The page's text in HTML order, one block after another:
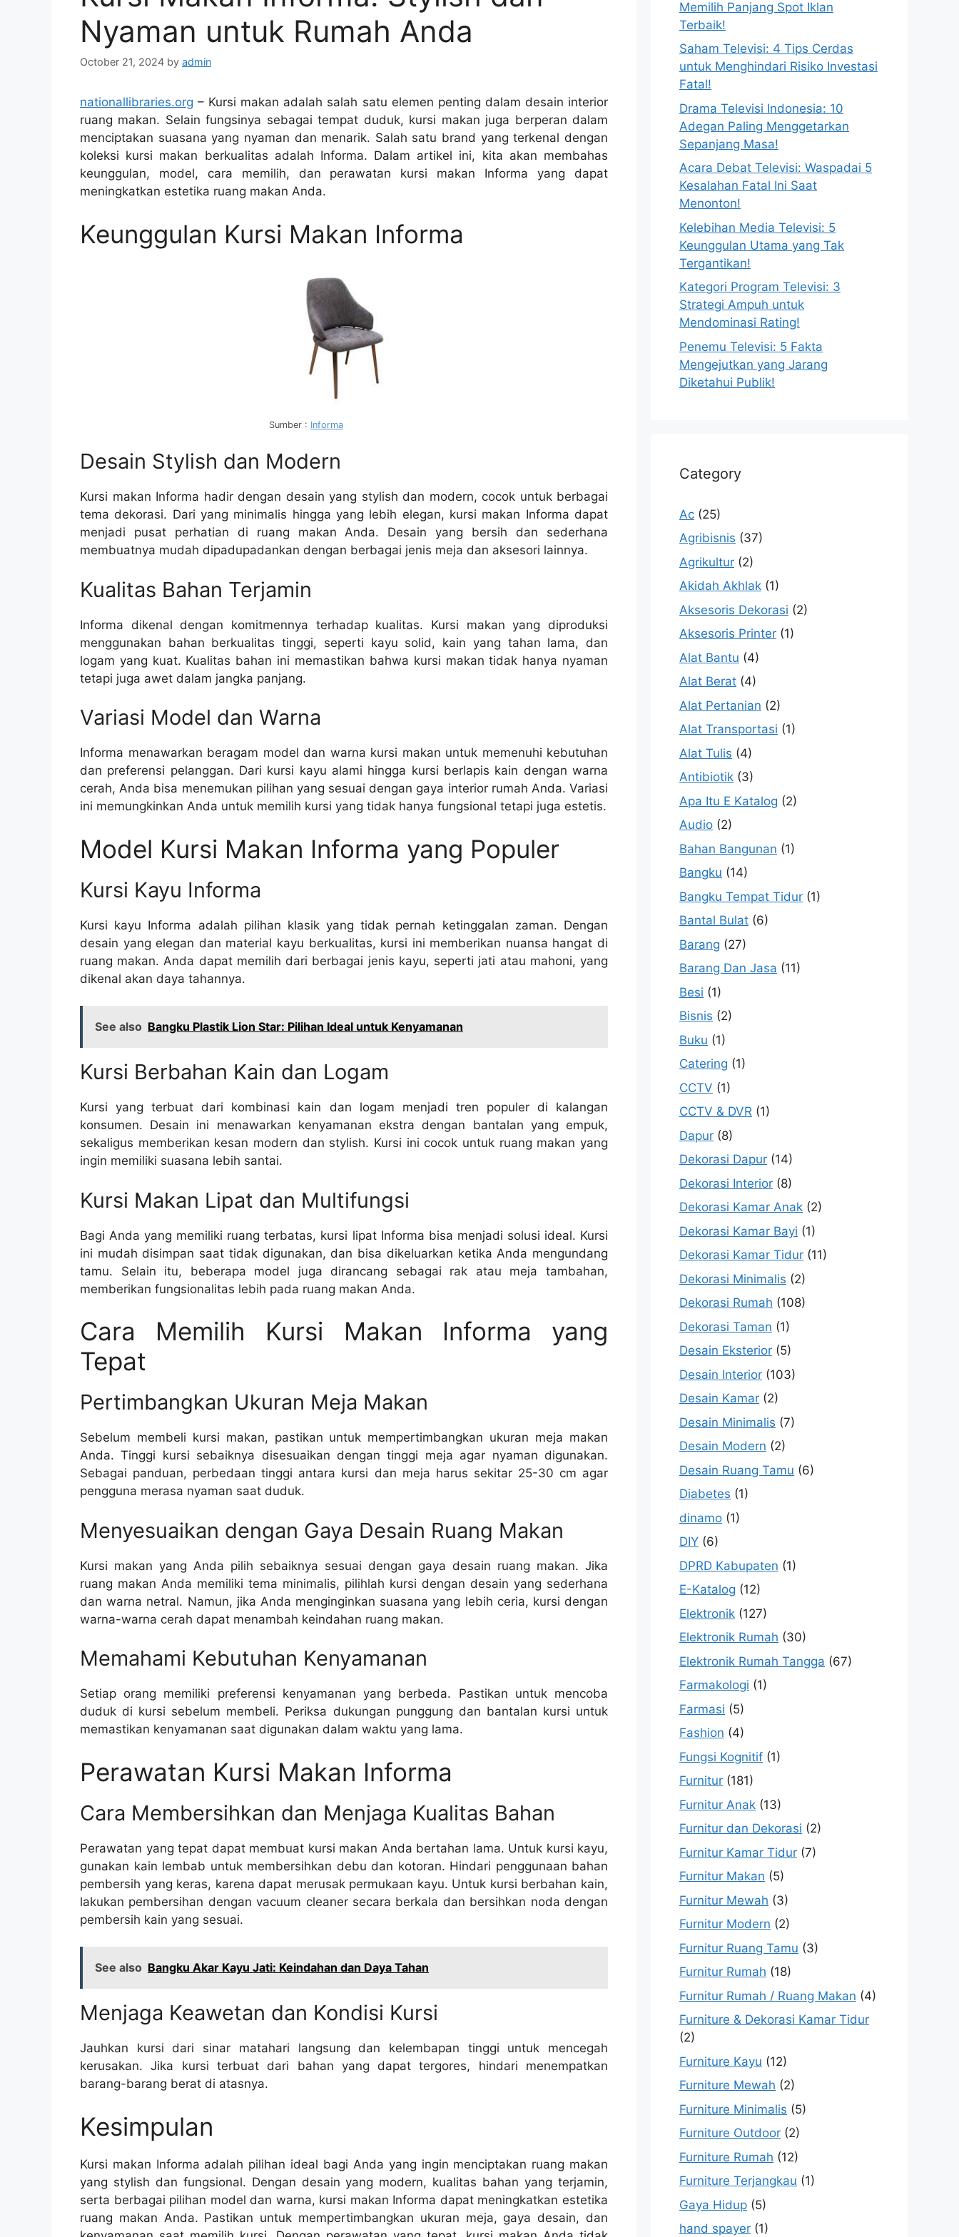
Nyaman untuk Rumah Anda
October 21, 2024 by admin
nationallibraries.org – Kursi makan adalah salah satu elemen penting dalam desain interior
ruang makan. Selain fungsinya sebagai tempat duduk, kursi makan juga berperan dalam
menciptakan suasana yang nyaman dan menarik. Salah satu brand yang terkenal dengan
koleksi kursi makan berkualitas adalah Informa. Dalam artikel ini, kita akan membahas
keunggulan, model, cara memilih, dan perawatan kursi makan Informa yang dapat
meningkatkan estetika ruang makan Anda.
Keunggulan Kursi Makan Informa
Sumber : Informa
Desain Stylish dan Modern
Kursi makan Informa hadir dengan desain yang stylish dan modern, cocok untuk berbagai
tema dekorasi. Dari yang minimalis hingga yang lebih elegan, kursi makan Informa dapat
menjadi pusat perhatian di ruang makan Anda. Desain yang bersih dan sederhana
membuatnya mudah dipadupadankan dengan berbagai jenis meja dan aksesori lainnya.
Kualitas Bahan Terjamin
Informa dikenal dengan komitmennya terhadap kualitas. Kursi makan yang diproduksi
menggunakan bahan berkualitas tinggi, seperti kayu solid, kain yang tahan lama, dan
logam yang kuat. Kualitas bahan ini memastikan bahwa kursi makan tidak hanya nyaman
tetapi juga awet dalam jangka panjang.
Variasi Model dan Warna
Informa menawarkan beragam model dan warna kursi makan untuk memenuhi kebutuhan
dan preferensi pelanggan. Dari kursi kayu alami hingga kursi berlapis kain dengan warna
cerah, Anda bisa menemukan pilihan yang sesuai dengan gaya interior rumah Anda. Variasi
ini memungkinkan Anda untuk memilih kursi yang tidak hanya fungsional tetapi juga estetis.
Model Kursi Makan Informa yang Populer
Kursi Kayu Informa
Kursi kayu Informa adalah pilihan klasik yang tidak pernah ketinggalan zaman. Dengan
desain yang elegan dan material kayu berkualitas, kursi ini memberikan nuansa hangat di
ruang makan. Anda dapat memilih dari berbagai jenis kayu, seperti jati atau mahoni, yang
dikenal akan daya tahannya.
See also Bangku Plastik Lion Star: Pilihan Ideal untuk Kenyamanan
Kursi Berbahan Kain dan Logam
Kursi yang terbuat dari kombinasi kain dan logam menjadi tren populer di kalangan
konsumen. Desain ini menawarkan kenyamanan ekstra dengan bantalan yang empuk,
sekaligus memberikan kesan modern dan stylish. Kursi ini cocok untuk ruang makan yang
ingin memiliki suasana lebih santai.
Kursi Makan Lipat dan Multifungsi
Bagi Anda yang memiliki ruang terbatas, kursi lipat Informa bisa menjadi solusi ideal. Kursi
ini mudah disimpan saat tidak digunakan, dan bisa dikeluarkan ketika Anda mengundang
tamu. Selain itu, beberapa model juga dirancang sebagai rak atau meja tambahan,
memberikan fungsionalitas lebih pada ruang makan Anda.
Cara Memilih Kursi Makan Informa yang
Tepat
Pertimbangkan Ukuran Meja Makan
Sebelum membeli kursi makan, pastikan untuk mempertimbangkan ukuran meja makan
Anda. Tinggi kursi sebaiknya disesuaikan dengan tinggi meja agar nyaman digunakan.
Sebagai panduan, perbedaan tinggi antara kursi dan meja harus sekitar 25-30 cm agar
pengguna merasa nyaman saat duduk.
Menyesuaikan dengan Gaya Desain Ruang Makan
Kursi makan yang Anda pilih sebaiknya sesuai dengan gaya desain ruang makan. Jika
ruang makan Anda memiliki tema minimalis, pilihlah kursi dengan desain yang sederhana
dan warna netral. Namun, jika Anda menginginkan suasana yang lebih ceria, kursi dengan
warna-warna cerah dapat menambah keindahan ruang makan.
Memahami Kebutuhan Kenyamanan
Setiap orang memiliki preferensi kenyamanan yang berbeda. Pastikan untuk mencoba
duduk di kursi sebelum membeli. Periksa dukungan punggung dan bantalan kursi untuk
memastikan kenyamanan saat digunakan dalam waktu yang lama.
Perawatan Kursi Makan Informa
Cara Membersihkan dan Menjaga Kualitas Bahan
Perawatan yang tepat dapat membuat kursi makan Anda bertahan lama. Untuk kursi kayu,
gunakan kain lembab untuk membersihkan debu dan kotoran. Hindari penggunaan bahan
pembersih yang keras, karena dapat merusak permukaan kayu. Untuk kursi berbahan kain,
lakukan pembersihan dengan vacuum cleaner secara berkala dan bersihkan noda dengan
pembersih kain yang sesuai.
See also Bangku Akar Kayu Jati: Keindahan dan Daya Tahan
Menjaga Keawetan dan Kondisi Kursi
Jauhkan kursi dari sinar matahari langsung dan kelembapan tinggi untuk mencegah
kerusakan. Jika kursi terbuat dari bahan yang dapat tergores, hindari menempatkan
barang-barang berat di atasnya.
Kesimpulan
Kursi makan Informa adalah pilihan ideal bagi Anda yang ingin menciptakan ruang makan
yang stylish dan fungsional. Dengan desain yang modern, kualitas bahan yang terjamin,
serta berbagai pilihan model dan warna, kursi makan Informa dapat meningkatkan estetika
ruang makan Anda. Pastikan untuk mempertimbangkan ukuran meja, gaya desain, dan
Memilih Panjang Spot Iklan
Terbaik!
Saham Televisi: 4 Tips Cerdas
untuk Menghindari Risiko Investasi
Fatal!
Drama Televisi Indonesia: 10
Adegan Paling Menggetarkan
Sepanjang Masa!
Acara Debat Televisi: Waspadai 5
Kesalahan Fatal Ini Saat
Menonton!
Kelebihan Media Televisi: 5
Keunggulan Utama yang Tak
Tergantikan!
Kategori Program Televisi: 3
Strategi Ampuh untuk
Mendominasi Rating!
Penemu Televisi: 5 Fakta
Mengejutkan yang Jarang
Diketahui Publik!
Category
Ac (25)
Agribisnis (37)
Agrikultur (2)
Akidah Akhlak (1)
Aksesoris Dekorasi (2)
Aksesoris Printer (1)
Alat Bantu (4)
Alat Berat (4)
Alat Pertanian (2)
Alat Transportasi (1)
Alat Tulis (4)
Antibiotik (3)
Apa Itu E Katalog (2)
Audio (2)
Bahan Bangunan (1)
Bangku (14)
Bangku Tempat Tidur (1)
Bantal Bulat (6)
Barang (27)
Barang Dan Jasa (11)
Besi (1)
Bisnis (2)
Buku (1)
Catering (1)
CCTV (1)
CCTV & DVR (1)
Dapur (8)
Dekorasi Dapur (14)
Dekorasi Interior (8)
Dekorasi Kamar Anak (2)
Dekorasi Kamar Bayi (1)
Dekorasi Kamar Tidur (11)
Dekorasi Minimalis (2)
Dekorasi Rumah (108)
Dekorasi Taman (1)
Desain Eksterior (5)
Desain Interior (103)
Desain Kamar (2)
Desain Minimalis (7)
Desain Modern (2)
Desain Ruang Tamu (6)
Diabetes (1)
dinamo (1)
DIY (6)
DPRD Kabupaten (1)
E-Katalog (12)
Elektronik (127)
Elektronik Rumah (30)
Elektronik Rumah Tangga (67)
Farmakologi (1)
Farmasi (5)
Fashion (4)
Fungsi Kognitif (1)
Furnitur (181)
Furnitur Anak (13)
Furnitur dan Dekorasi (2)
Furnitur Kamar Tidur (7)
Furnitur Makan (5)
Furnitur Mewah (3)
Furnitur Modern (2)
Furnitur Ruang Tamu (3)
Furnitur Rumah (18)
Furnitur Rumah / Ruang Makan (4)
Furniture & Dekorasi Kamar Tidur
(2)
Furniture Kayu (12)
Furniture Mewah (2)
Furniture Minimalis (5)
Furniture Outdoor (2)
Furniture Rumah (12)
Furniture Terjangkau (1)
Gaya Hidup (5)
hand spayer (1)